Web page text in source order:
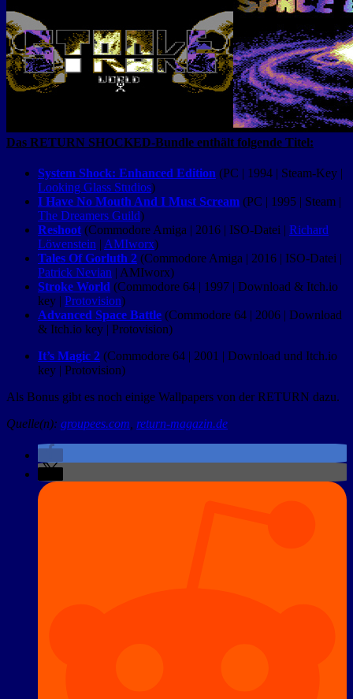
Das RETURN SHOCKED-Bundle enthält folgende Titel:
System Shock: Enhanced Edition (PC | 1994 | Steam-Key |
Looking Glass Studios)
I Have No Mouth And I Must Scream (PC | 1995 | Steam |
The Dreamers Guild)
Reshoot (Commodore Amiga | 2016 | ISO-Datei | Richard
Löwenstein AMIworx)
Tales Of Gorluth 2 (Commodore Amiga | 2016 | ISO-Datei |
Patrick Nevian | AMIworx)
Stroke World (Commodore 64 | 1997 | Download & Itch.io
key | Protovision)
Advanced Space Battle (Commodore 64 | 2006 | Download
& Itch.io key | Protovision)
It’s Magic 2 (Commodore 64 | 2001 | Download und Itch.io
key | Protovision)
Als Bonus gibt es noch einige Wallpapers von der RETURN dazu.
Quelle(n): groupees.com, return-magazin.de